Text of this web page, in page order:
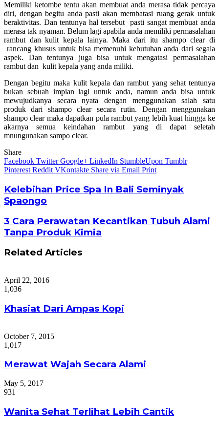
Memiliki ketombe tentu akan membuat anda merasa tidak percaya
diri, dengan begitu anda pasti akan membatasi ruang gerak untuk
beraktivitas. Dan tentunya hal tersebut pasti sangat membuat anda
merasa tak nyaman. Belum lagi apabila anda memiliki permasalahan
rambut dan kulit kepala lainya. Maka dari itu shampo cleardi
rancang khusus untuk bisa memenuhi kebutuhan anda dari segala
aspek. Dan tentunya juga bisa untuk mengatasi permasalahan
rambut dan kulit kepala yang anda miliki.
Dengan begitu maka kulit kepala dan rambut yang sehat tentunya
bukan sebuah impian lagi untuk anda, namun anda bisa untuk
mewujudkanya secara nyata dengan menggunakan salah satu
produk dari shampo clear secara rutin. Dengan menggunakan
shampo clear maka dapatkan pula rambut yang lebih kuat hingga ke
akarnya semua keindahan rambut yang di dapat seletah
mnungunakan sampo clear.
Share
Facebook Twitter Google+ LinkedIn StumbleUpon Tumblr
Pinterest Reddit VKontakte Share via Email Print
Kelebihan Price Spa In Bali Seminyak
Spaongo
3 Cara Perawatan Kecantikan Tubuh Alami
Tanpa Produk Kimia
Related Articles
April 22, 2016
1,036
Khasiat Dari Ampas Kopi
October 7, 2015
1,017
Merawat Wajah Secara Alami
May 5, 2017
931
Wanita Sehat Terlihat Lebih Cantik